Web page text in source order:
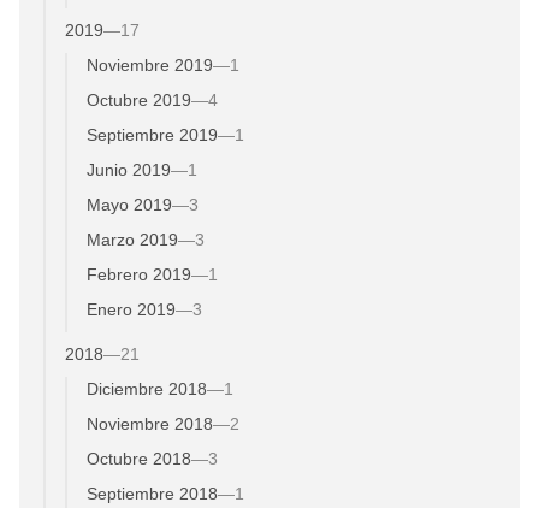
2019—17
Noviembre 2019—1
Octubre 2019—4
Septiembre 2019—1
Junio 2019—1
Mayo 2019—3
Marzo 2019—3
Febrero 2019—1
Enero 2019—3
2018—21
Diciembre 2018—1
Noviembre 2018—2
Octubre 2018—3
Septiembre 2018—1